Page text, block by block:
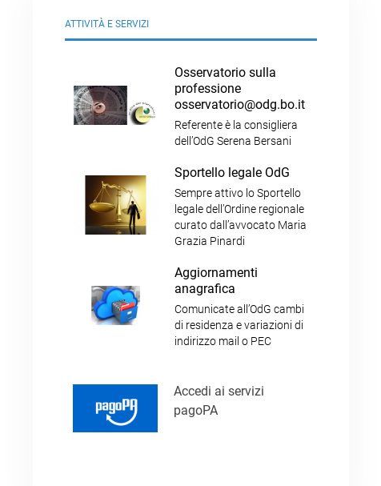
ATTIVITÀ E SERVIZI
Osservatorio sulla
professione
osservatorio@odg.bo.it
Referente è la consigliera
dell’OdG Serena Bersani
Sportello legale OdG
Sempre attivo lo Sportello
legale dell’Ordine regionale
curato dall’avvocato Maria
Grazia Pinardi
Aggiornamenti
anagrafica
Comunicate all’OdG cambi
di residenza e variazioni di
indirizzo mail o PEC
Accedi ai servizi
pagoPA